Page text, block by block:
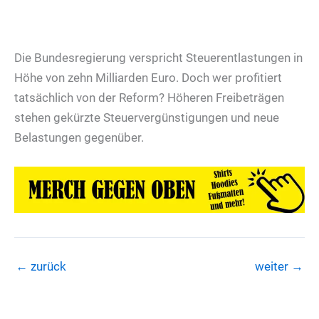
Die Bundesregierung verspricht Steuerentlastungen in
Höhe von zehn Milliarden Euro. Doch wer profitiert
tatsächlich von der Reform? Höheren Freibeträgen
stehen gekürzte Steuervergünstigungen und neue
Belastungen gegenüber.
← zurück weiter →